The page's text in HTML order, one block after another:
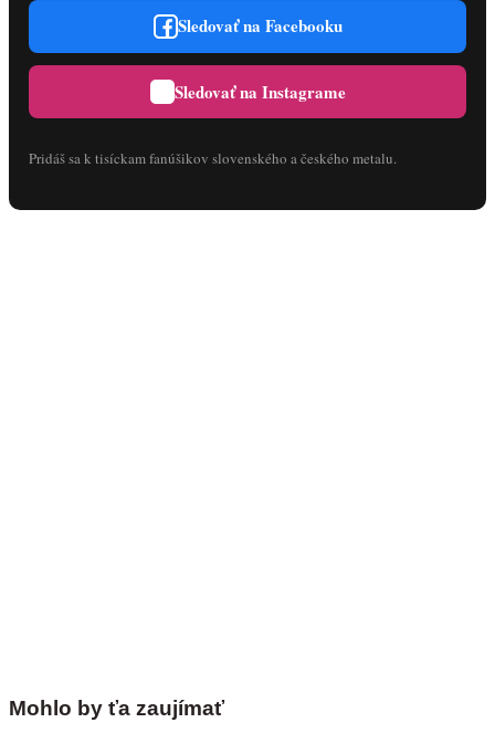
Sledovať na Facebooku
Sledovať na Instagrame
Pridáš sa k tisíckam fanúšikov slovenského a českého metalu.
Mohlo by ťa zaujímať